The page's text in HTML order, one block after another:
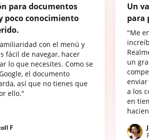
para documentos
poco conocimiento
con el menú y
fácil de navegar, hacer
lo que necesites. Como se
el documento
así que no tienes que
ello."
F
Un
para
"Me
un
a los
en